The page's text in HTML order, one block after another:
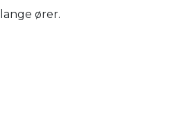
ører.